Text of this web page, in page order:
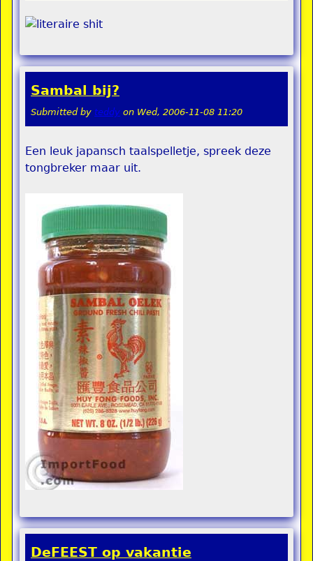
Sambal bij?
Submitted by teddy on Wed, 2006-11-08 11:20
Een leuk japansch taalspelletje, spreek deze
tongbreker maar uit.
DeFEEST op vakantie